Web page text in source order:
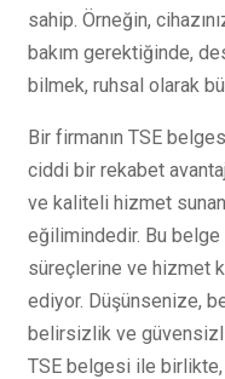
sahip. Örneğin,
bakım gerektiğinde,
bilmek, ruhsal olarak
Bir firmanın TSE
ciddi bir rekabet
ve kaliteli hizmet
eğilimindedir. Bu belge
süreçlerine ve hizmet
ediyor. Düşünsenize,
belirsizlik ve
TSE belgesi ile